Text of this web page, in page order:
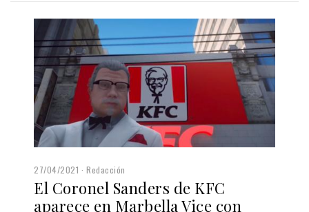
27/04/2021 Redacción
El Coronel Sanders de KFC
aparece en Marbella Vice con